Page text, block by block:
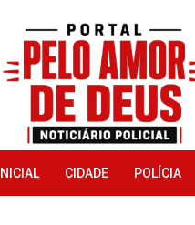
CIDADE POLÍCIA